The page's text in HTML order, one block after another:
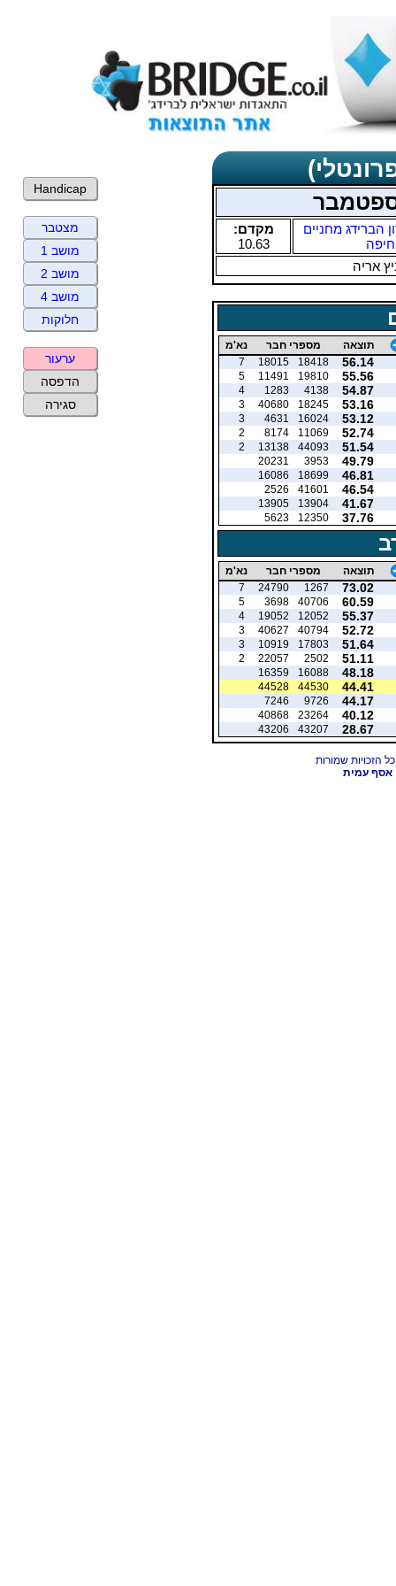
ספטמבר
הברידג מחניים
חיפה
מקדם:
10.63
אריה
תוצאה מספרי חבר נא'מ
56.14
18418
18015
7
55.56
19810
11491
5
54.87
4138
1283
4
53.16
18245
40680
3
53.12
16024
4631
3
52.74
11069
8174
2
51.54
44093
13138
2
49.79
3953
20231
46.81
18699
16086
46.54
41601
2526
41.67
13904
13905
37.76
12350
5623
תוצאה מספרי חבר נא'מ
73.02
1267
24790
7
60.59
40706
3698
5
55.37
12052
19052
4
52.72
40794
40627
3
51.64
17803
10919
3
51.11
2502
22057
2
48.18
16088
16359
44.41
44530
44528
44.17
9726
7246
40.12
23264
40868
28.67
43207
43206
אסף עמית
Handicap
מצטבר
מושב 1
מושב 2
מושב 4
חלוקות
ערעור
הדפסה
סגירה